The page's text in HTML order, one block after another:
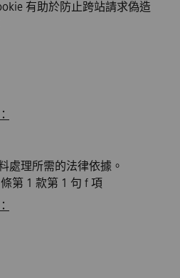
有助於防止跨站請求偽造
處理所需的法律依據。
條第 1 款第 1 句 f 項